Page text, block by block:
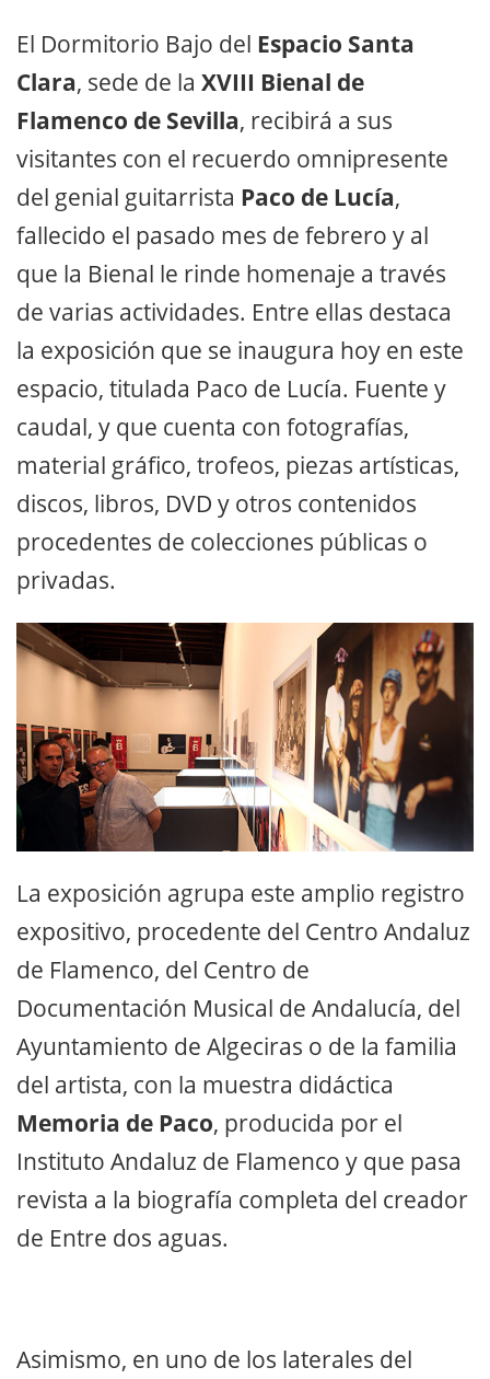
El Dormitorio Bajo del Espacio Santa
Clara, sede de la XVIII Bienal de
Flamenco de Sevilla, recibirá a sus
visitantes con el recuerdo omnipresente
del genial guitarrista Paco de Lucía,
fallecido el pasado mes de febrero y al
que la Bienal le rinde homenaje a través
de varias actividades. Entre ellas destaca
la exposición que se inaugura hoy en este
espacio, titulada Paco de Lucía. Fuente y
caudal, y que cuenta con fotografías,
material gráfico, trofeos, piezas artísticas,
discos, libros, DVD y otros contenidos
procedentes de colecciones públicas o
privadas.
La exposición agrupa este amplio registro
expositivo, procedente del Centro Andaluz
de Flamenco, del Centro de
Documentación Musical de Andalucía, del
Ayuntamiento de Algeciras o de la familia
del artista, con la muestra didáctica
Memoria de Paco, producida por el
Instituto Andaluz de Flamenco y que pasa
revista a la biografía completa del creador
de Entre dos aguas.
Asimismo, en uno de los laterales del